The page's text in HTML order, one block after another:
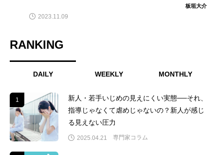
板垣大介
2023.11.09
RANKING
DAILY WEEKLY MONTHLY
1
新人・若手いじめの見えにくい実態──それ、
指導じゃなくて虐めじゃないの？新人が感じ
る見えない圧力
2025.04.21 専門家コラム